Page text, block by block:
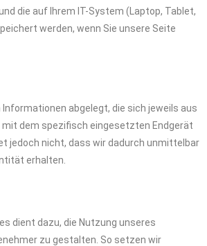
die auf Ihrem IT-System (Laptop, Tablet,
werden, wenn Sie unsere Seite
Informationen abgelegt, die sich jeweils aus
dem spezifisch eingesetzten Endgerät
jedoch nicht, dass wir dadurch unmittelbar
erhalten.
dient dazu, die Nutzung unseres
zu gestalten. So setzen wir